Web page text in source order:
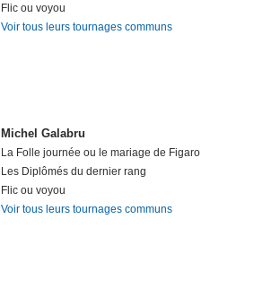
Flic ou voyou
Voir tous leurs tournages communs
Michel Galabru
La Folle journée ou le mariage de Figaro
Les Diplômés du dernier rang
Flic ou voyou
Voir tous leurs tournages communs